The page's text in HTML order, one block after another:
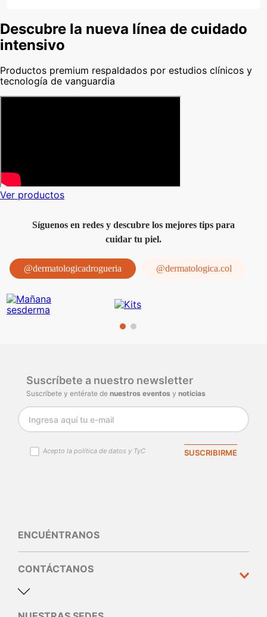
Descubre la nueva línea de cuidado
intensivo
Productos premium respaldados por estudios clínicos y
tecnología de vanguardia
Ver productos
Síguenos en redes y descubre los mejores tips para
cuidar tu piel.
@dermatologicadrogueria @dermatologica.col
Suscríbete a nuestro newsletter
Suscríbete y entérate de nuestros eventos y noticias
Acepto la política de datos y TyC SUSCRIBIRME
ENCUÉNTRANOS
CONTÁCTANOS